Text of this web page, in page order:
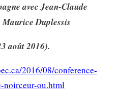
avec Jean-Claude
Duplessis
août 2016).
2016/08/conference-
noirceur-ou.html